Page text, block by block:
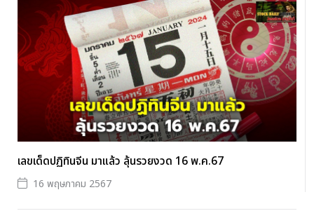
เลขเด็ดปฏิทินจีน มาแล้ว ลุ้นรวยงวด 16 พ.ค.67
16 พฤษภาคม 2567